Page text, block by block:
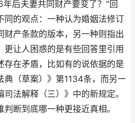
后夫妻共同财产要变了？"回
同的观点：一种认为婚姻法修订
财产条款的版本，另一种则指出
更让人困惑的是有些回答里引用
存在矛盾，比如有的说依据的是
典（草案）》第1134条，而另一
法解释（三）》中的新规定。
断到底哪一种更接近真相。